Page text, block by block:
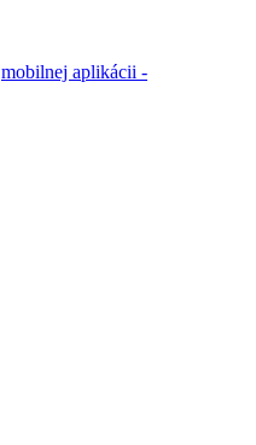
mobilnej aplikácii -